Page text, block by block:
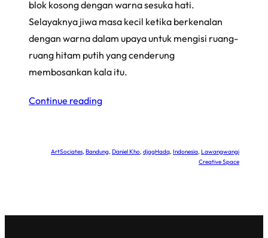
blok kosong dengan warna sesuka hati.
Selayaknya jiwa masa kecil ketika berkenalan
dengan warna dalam upaya untuk mengisi ruang-
ruang hitam putih yang cenderung
membosankan kala itu.
Continue reading
ArtSociates, Bandung, Daniel Kho, djagHadq, Indonesia, Lawangwangi
Creative Space